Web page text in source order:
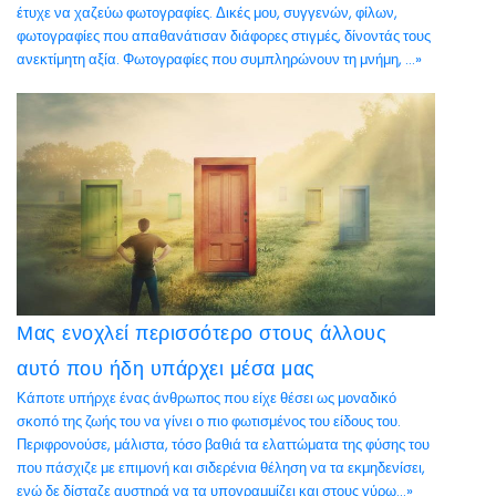
έτυχε να χαζεύω φωτογραφίες. Δικές μου, συγγενών, φίλων,
φωτογραφίες που απαθανάτισαν διάφορες στιγμές, δίνοντάς τους
ανεκτίμητη αξία. Φωτογραφίες που συμπληρώνουν τη μνήμη, ...»
Μας ενοχλεί περισσότερο στους άλλους
αυτό που ήδη υπάρχει μέσα μας
Κάποτε υπήρχε ένας άνθρωπος που είχε θέσει ως μοναδικό
σκοπό της ζωής του να γίνει ο πιο φωτισμένος του είδους του.
Περιφρονούσε, μάλιστα, τόσο βαθιά τα ελαττώματα της φύσης του
που πάσχιζε με επιμονή και σιδερένια θέληση να τα εκμηδενίσει,
ενώ δε δίσταζε αυστηρά να τα υπογραμμίζει και στους γύρω...»